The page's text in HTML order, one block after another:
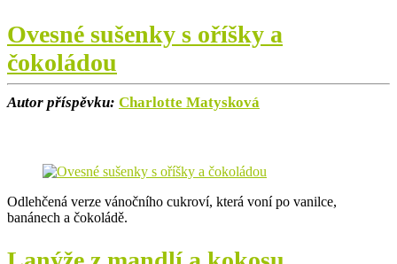
Ovesné sušenky s oříšky a
čokoládou
Autor příspěvku: Charlotte Matysková
Odlehčená verze vánočního cukroví, která voní po vanilce,
banánech a čokoládě.